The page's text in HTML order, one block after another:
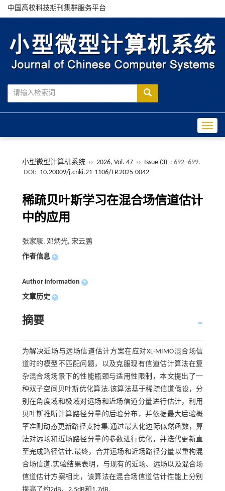
中国高校科技期刊集群服务平台
小型微型计算机系统 ›› 2026, Vol. 47 ›› Issue (3) : 692 -699.
DOI: 10.20009/j.cnki.21-1106/TP.2025-0042
稀疏贝叶斯学习在混合场信道估计
中的应用
张家康, 邓炳光, 宋云鹏
作者信息 +
Author information +
文章历史 +
摘要
为解决近场与远场信道估计方案在应对XL-MIMO混合场信
道时的模型不匹配问题，以及克服现有信道估计算法在复
杂混合场场景下的性能瓶颈与适用性限制，本文提出了一
种双子空间贝叶斯优化算法.该算法基于稀疏信道假设，分
别在角度域和极域对远场和近场信道分量进行估计，利用
贝叶斯推断计算路径分量的后验分布，并依据最大后验概
率准则动态更新路径支持集.通过最大化边际似然函数，算
法对远场和近场路径分量的参数进行优化，并迭代更新直
至完成路径估计.最终，合并远场和近场路径分量以重构混
合场信道.实验结果表明，与现有的近场、远场以及混合场
信道估计方案相比，该算法在混合场信道估计性能上分别